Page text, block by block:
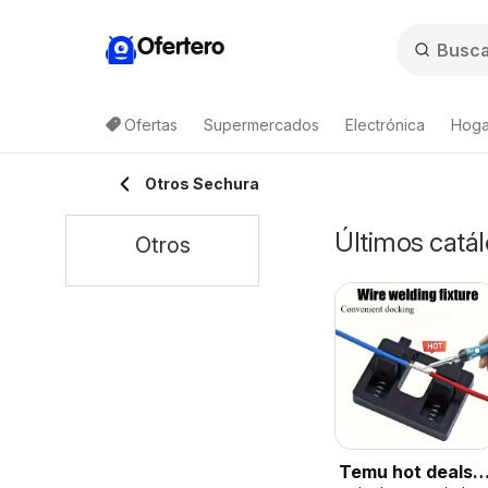
Ofertero
Ofertas Supermercados Electrónica
Otros Sechura
Últimos
Temu hot deals –
Otros